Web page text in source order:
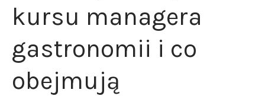
kursu managera
gastronomii i co
obejmują